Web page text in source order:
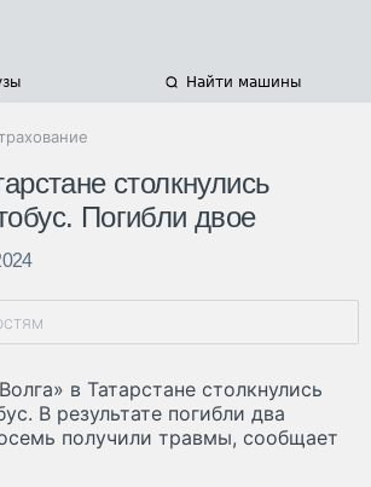
Найти машины
столкнулись
Погибли двое
в Татарстане столкнулись
В результате погибли два
получили травмы, сообщает